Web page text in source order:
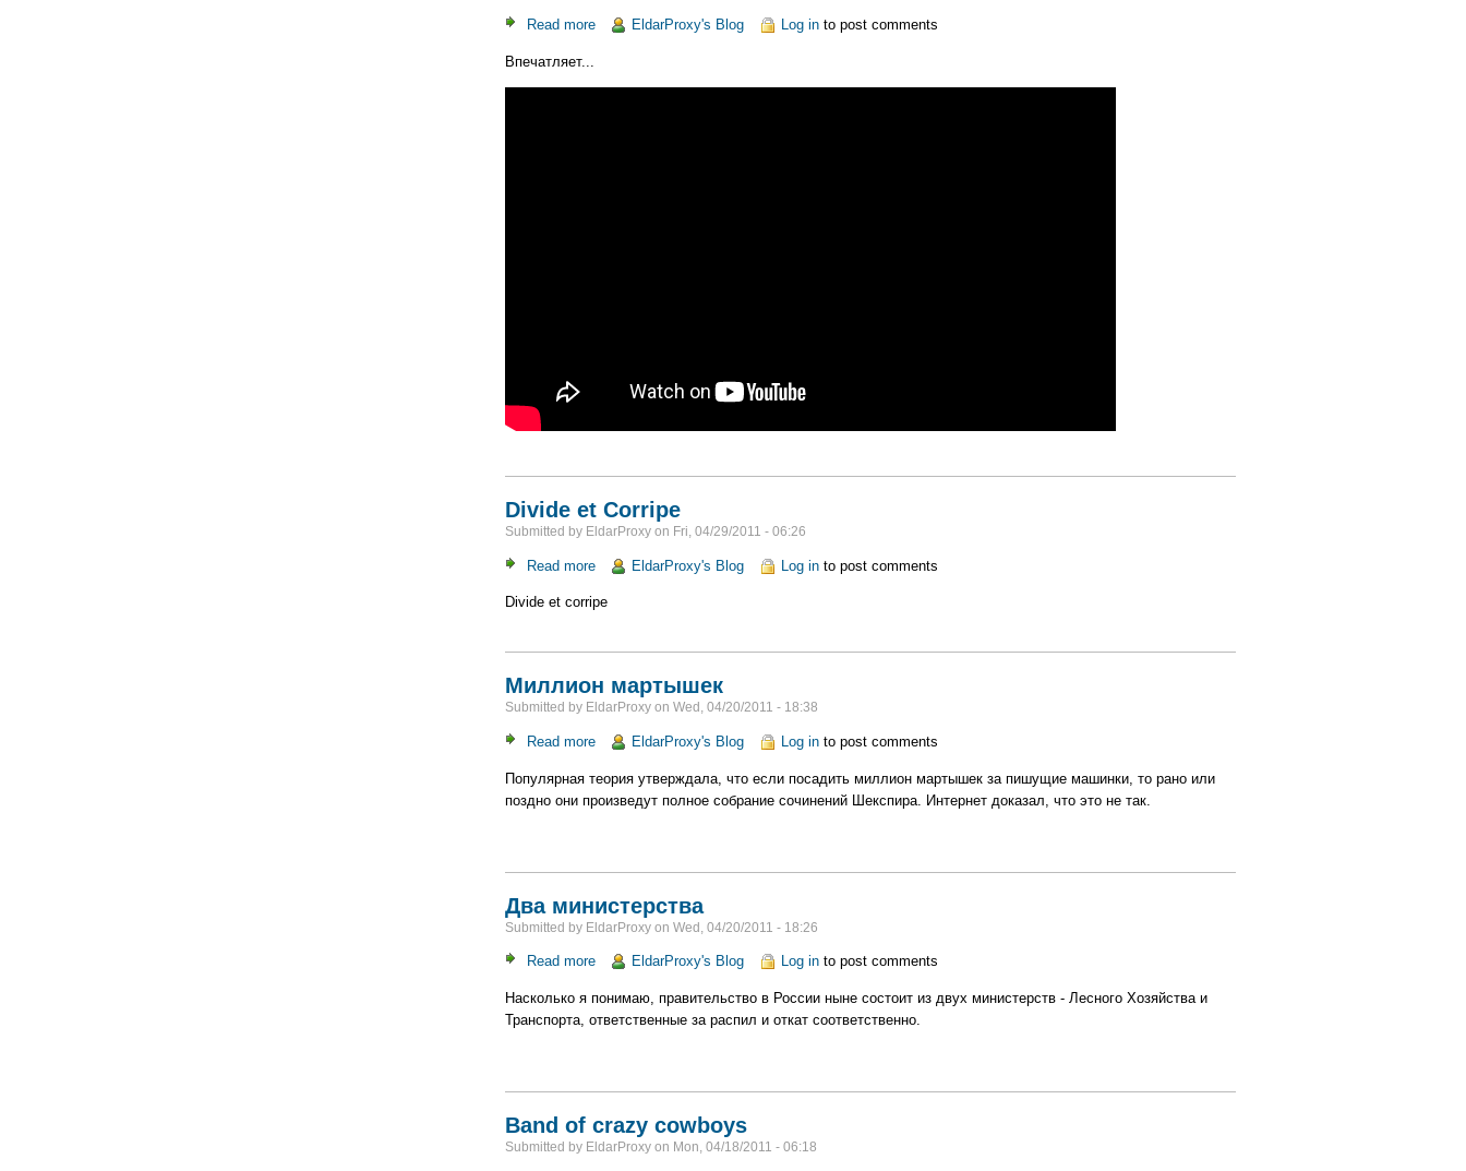
Read more about
"Предательство
EldarProxy's Blog Log into post comments
Впечатляет...
Divide et Corripe
Submitted by EldarProxy on Fri, 04/29/2011 - 06:26
Read more about
et
EldarProxy's Blog Log into post comments
Divide et corripe
Миллион мартышек
Submitted by EldarProxy on Wed, 04/20/2011 - 18:38
Read more about
мартышек
EldarProxy's Blog Log into post comments
Популярная теория утверждала, что если посадить миллион мартышек за пишущие машинки, то рано или
поздно они произведут полное собрание сочинений Шекспира. Интернет доказал, что это не так.
Два министерства
Submitted by EldarProxy on Wed, 04/20/2011 - 18:26
Read more about
министерства
EldarProxy's Blog Log into post comments
Насколько я понимаю, правительство в России ныне состоит из двух министерств - Лесного Хозяйства и
Транспорта, ответственные за распил и откат соответственно.
Band of crazy cowboys
Submitted by EldarProxy on Mon, 04/18/2011 - 06:18